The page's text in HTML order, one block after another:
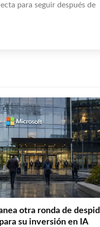
para seguir después de
otra ronda de
su inversión en IA